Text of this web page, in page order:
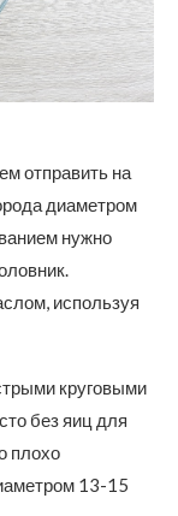
отправить на
диаметром
нужно
используя
круговыми
без яиц для
плохо
13-15